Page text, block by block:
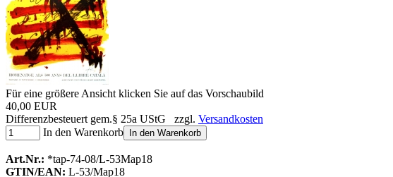
Für eine größere Ansicht klicken Sie auf das Vorschaubild
40,00 EUR
Differenzbesteuert gem.§ 25a UStG zzgl. Versandkosten
In den Warenkorb
In den Warenkorb
Art.Nr.: *tap-74-08/L-53Map18
GTIN/EAN: L-53/Map18